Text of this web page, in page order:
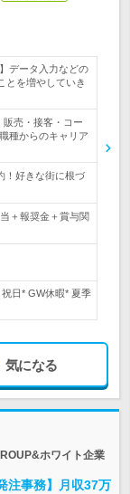
データ入力などの
とを増やしていき
販売・接客・コー
種からのキャリア
！好きな街に根づ
＋報奨金＋賞与関
日* GW休暇* 夏季
気になる
ホワイト企業
注事務】月収37万